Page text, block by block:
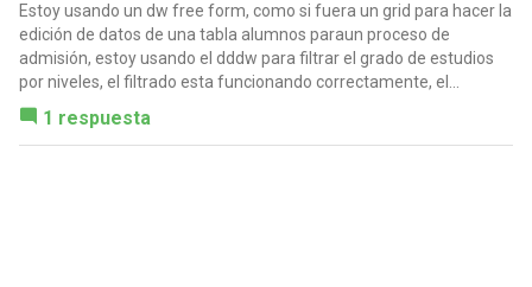
Estoy usando un dw free form, como si fuera un grid para hacer la
edición de datos de una tabla alumnos paraun proceso de
admisión, estoy usando el dddw para filtrar el grado de estudios
por niveles, el filtrado esta funcionando correctamente, el...
1 respuesta